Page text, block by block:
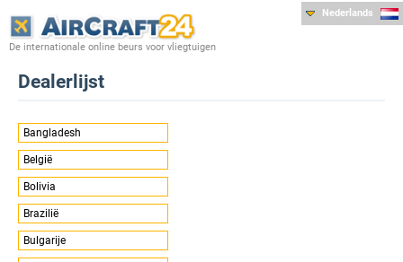
De internationale online beurs voor vliegtuigen
Nederlands
Dealerlijst
Bangladesh
België
Bolivia
Brazilië
Bulgarije